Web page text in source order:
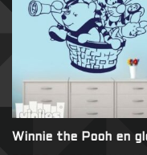
Winnie the Pooh en